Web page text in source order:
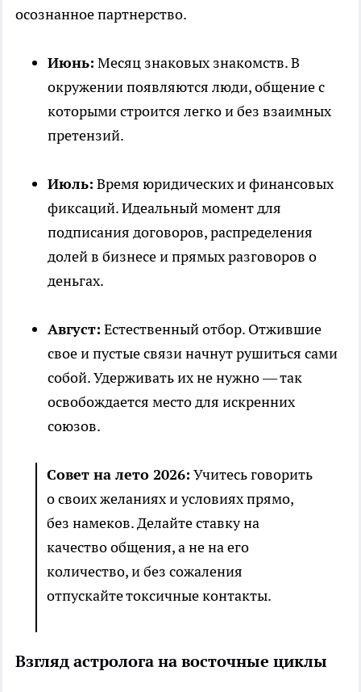
осознанное партнерство.
Июнь: Месяц знаковых знакомств. В
окружении появляются люди, общение с
которыми строится легко и без взаимных
претензий.
Июль: Время юридических и финансовых
фиксаций. Идеальный момент для
подписания договоров, распределения
долей в бизнесе и прямых разговоров о
деньгах.
Август: Естественный отбор. Отжившие
свое и пустые связи начнут рушиться сами
собой. Удерживать их не нужно — так
освобождается место для искренних
союзов.
Совет на лето 2026: Учитесь говорить
о своих желаниях и условиях прямо,
без намеков. Делайте ставку на
качество общения, а не на его
количество, и без сожаления
отпускайте токсичные контакты.
Взгляд астролога на восточные циклы